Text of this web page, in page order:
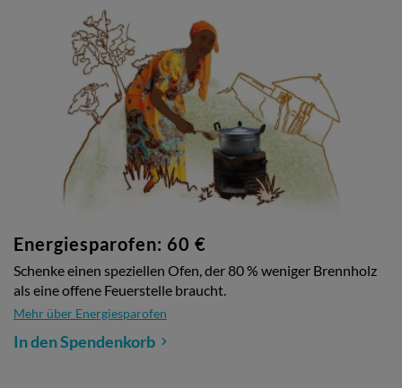
Energiesparofen: 60 €
Schenke einen speziellen Ofen, der 80 % weniger Brennholz
als eine offene Feuerstelle braucht.
Mehr über Energiesparofen
In den Spendenkorb